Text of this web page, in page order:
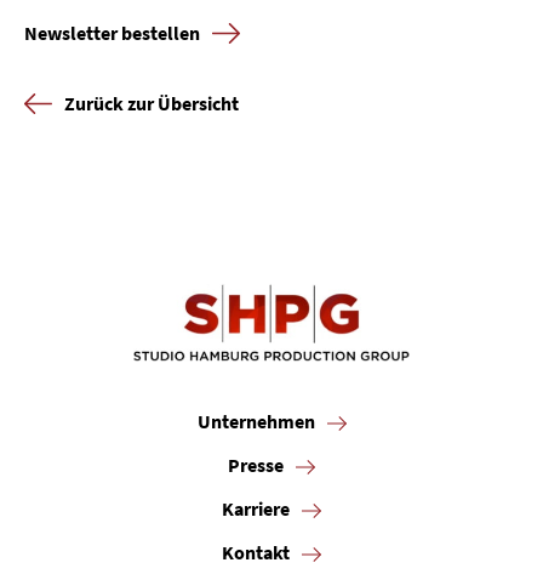
Newsletter bestellen
Zurück zur Übersicht
Unternehmen
Presse
Karriere
Kontakt